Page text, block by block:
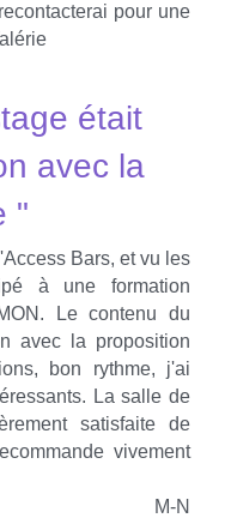
pour une
était
avec la
"
Bars, et vu les
à une formation
Le contenu du
avec la proposition
bon rythme, j'ai
La salle de
satisfaite de
vivement
M-N